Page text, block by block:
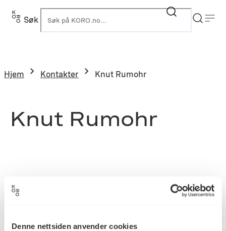
Denne nettsiden anvender cookies
Søk
Hjem Kontakter Knut Rumohr
Knut Rumohr